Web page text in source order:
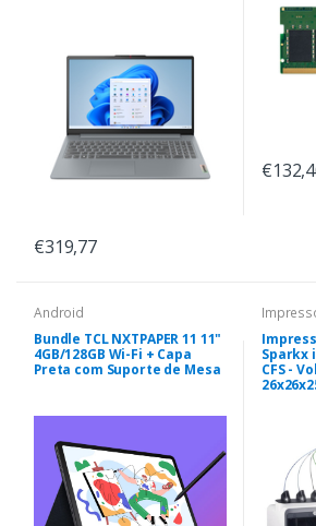
€319,77
Android
Bundle TCL NXTPAPER 11 11"
4GB/128GB Wi-Fi + Capa
Preta com Suporte de Mesa
Sparkx
CFS -